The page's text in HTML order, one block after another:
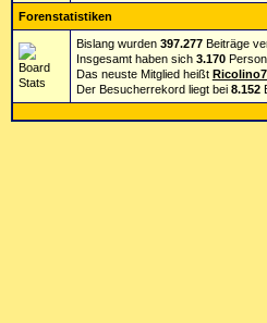
Forenstatistiken
Bislang wurden 397.277Beiträge
Insgesamt haben sich 3.170
Das neuste Mitglied heißt
Der Besucherrekord liegt bei 8.152